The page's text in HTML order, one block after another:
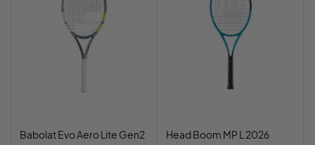
Babolat Evo Aero Lite Gen2
Head Boom MP L 2026